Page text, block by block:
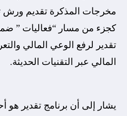
مخرجات المذكرة تقديم ورش
كجزء من مسار “فعاليات ”
تقدير لرفع الوعي المالي
المالي عبر التقنيات الحديثة.
يشار إلى أن برنامج تقدير هو